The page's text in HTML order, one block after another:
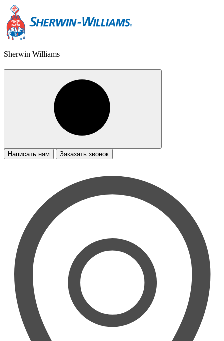
Sherwin Williams
Написать нам Заказать звонок